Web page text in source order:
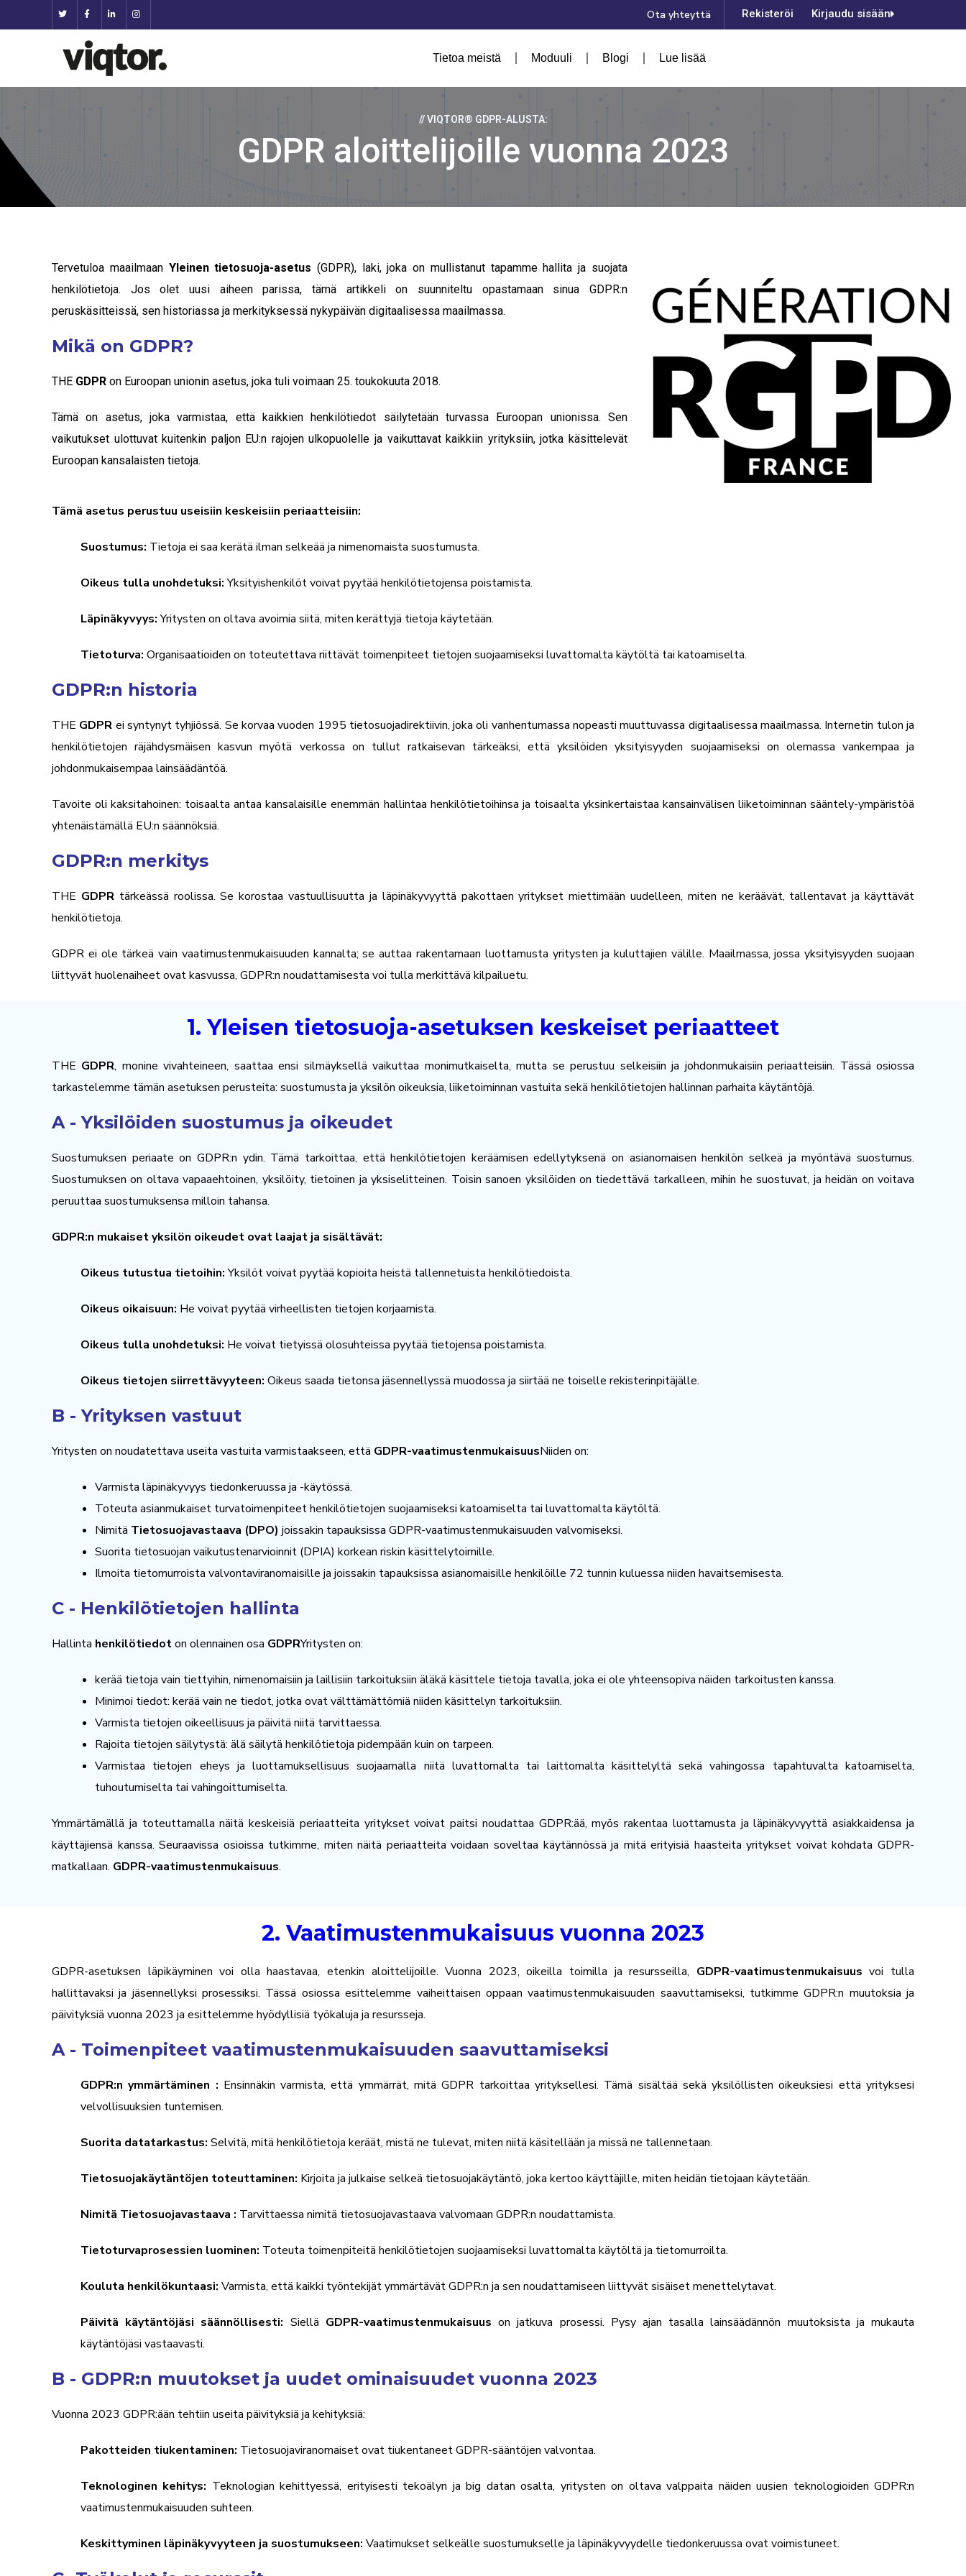
Ota yhteyttä Rekisteröinti Kirjaudu sisään
Tietoa meistä Moduuli Blogi Lue lisää
// VIQTOR® GDPR-ALUSTA:
GDPR aloittelijoille vuonna 2023
Tervetuloa maailmaan Yleinen tietosuoja-asetus (GDPR), laki, joka on mullistanut tapamme hallita ja suojata
henkilötietoja. Jos olet uusi aiheen parissa, tämä artikkeli on suunniteltu opastamaan sinua GDPR:n
peruskäsitteissä, sen historiassa ja merkityksessä nykypäivän digitaalisessa maailmassa.
Mikä on GDPR?
THE GDPR on Euroopan unionin asetus, joka tuli voimaan 25. toukokuuta 2018.
Tämä on asetus, joka varmistaa, että kaikkien henkilötiedot säilytetään turvassa Euroopan unionissa. Sen
vaikutukset ulottuvat kuitenkin paljon EU:n rajojen ulkopuolelle ja vaikuttavat kaikkiin yrityksiin, jotka käsittelevät
Euroopan kansalaisten tietoja.
Tämä asetus perustuu useisiin keskeisiin periaatteisiin:
Suostumus: Tietoja ei saa kerätä ilman selkeää ja nimenomaista suostumusta.
Oikeus tulla unohdetuksi:Yksityishenkilöt voivat pyytää henkilötietojensa poistamista.
Läpinäkyvyys:Yritysten on oltava avoimia siitä, miten kerättyjä tietoja käytetään.
Tietoturva: Organisaatioiden on toteutettava riittävät toimenpiteet tietojen suojaamiseksi luvattomalta käytöltä tai katoamiselta.
GDPR:n historia
THE GDPR ei syntynyt tyhjiössä. Se korvaa vuoden 1995 tietosuojadirektiivin, joka oli vanhentumassa nopeasti muuttuvassa digitaalisessa maailmassa. Internetin tulon ja
henkilötietojen räjähdysmäisen kasvun myötä verkossa on tullut ratkaisevan tärkeäksi, että yksilöiden yksityisyyden suojaamiseksi on olemassa vankempaa ja
johdonmukaisempaa lainsäädäntöä.
Tavoite oli kaksitahoinen: toisaalta antaa kansalaisille enemmän hallintaa henkilötietoihinsa ja toisaalta yksinkertaistaa kansainvälisen liiketoiminnan sääntely-ympäristöä
yhtenäistämällä EU:n säännöksiä.
GDPR:n merkitys
THE GDPRtärkeässä roolissa. Se korostaa vastuullisuutta ja läpinäkyvyyttä pakottaen yritykset miettimään uudelleen, miten ne keräävät, tallentavat ja käyttävät
henkilötietoja.
GDPR ei ole tärkeä vain vaatimustenmukaisuuden kannalta; se auttaa rakentamaan luottamusta yritysten ja kuluttajien välille. Maailmassa, jossa yksityisyyden suojaan
liittyvät huolenaiheet ovat kasvussa, GDPR:n noudattamisesta voi tulla merkittävä kilpailuetu.
1. Yleisen tietosuoja-asetuksen keskeiset periaatteet
THE GDPR, monine vivahteineen, saattaa ensi silmäyksellä vaikuttaa monimutkaiselta, mutta se perustuu selkeisiin ja johdonmukaisiin periaatteisiin. Tässä osiossa
tarkastelemme tämän asetuksen perusteita: suostumusta ja yksilön oikeuksia, liiketoiminnan vastuita sekä henkilötietojen hallinnan parhaita käytäntöjä.
A - Yksilöiden suostumus ja oikeudet
Suostumuksen periaate on GDPR:n ydin. Tämä tarkoittaa, että henkilötietojen keräämisen edellytyksenä on asianomaisen henkilön selkeä ja myöntävä suostumus.
Suostumuksen on oltava vapaaehtoinen, yksilöity, tietoinen ja yksiselitteinen. Toisin sanoen yksilöiden on tiedettävä tarkalleen, mihin he suostuvat, ja heidän on voitava
peruuttaa suostumuksensa milloin tahansa.
GDPR:n mukaiset yksilön oikeudet ovat laajat ja sisältävät:
Oikeus tutustua tietoihin:Yksilöt voivat pyytää kopioita heistä tallennetuista henkilötiedoista.
Oikeus oikaisuun: He voivat pyytää virheellisten tietojen korjaamista.
Oikeus tulla unohdetuksi: He voivat tietyissä olosuhteissa pyytää tietojensa poistamista.
Oikeus tietojen siirrettävyyteen: Oikeus saada tietonsa jäsennellyssä muodossa ja siirtää ne toiselle rekisterinpitäjälle.
B - Yrityksen vastuut
Yritysten on noudatettava useita vastuita varmistaakseen, että GDPR-vaatimustenmukaisuusNiiden on:
Varmista läpinäkyvyys tiedonkeruussa ja -käytössä.
Toteuta asianmukaiset turvatoimenpiteet henkilötietojen suojaamiseksi katoamiselta tai luvattomalta käytöltä.
Nimitä Tietosuojavastaava (DPO) joissakin tapauksissa GDPR-vaatimustenmukaisuuden valvomiseksi.
Suorita tietosuojan vaikutustenarvioinnit (DPIA) korkean riskin käsittelytoimille.
Ilmoita tietomurroista valvontaviranomaisille ja joissakin tapauksissa asianomaisille henkilöille 72 tunnin kuluessa niiden havaitsemisesta.
C - Henkilötietojen hallinta
Hallinta henkilötiedoton olennainen osa GDPRYritysten on:
kerää tietoja vain tiettyihin, nimenomaisiin ja laillisiin tarkoituksiin äläkä käsittele tietoja tavalla, joka ei ole yhteensopiva näiden tarkoitusten kanssa.
Minimoi tiedot: kerää vain ne tiedot, jotka ovat välttämättömiä niiden käsittelyn tarkoituksiin.
Varmista tietojen oikeellisuus ja päivitä niitä tarvittaessa.
Rajoita tietojen säilytystä: älä säilytä henkilötietoja pidempään kuin on tarpeen.
Varmistaa tietojen eheys ja luottamuksellisuus suojaamalla niitä luvattomalta tai laittomalta käsittelyltä sekä vahingossa tapahtuvalta katoamiselta,
tuhoutumiselta tai vahingoittumiselta.
Ymmärtämällä ja toteuttamalla näitä keskeisiä periaatteita yritykset voivat paitsi noudattaa GDPR:ää, myös rakentaa luottamusta ja läpinäkyvyyttä asiakkaidensa ja
käyttäjiensä kanssa. Seuraavissa osioissa tutkimme, miten näitä periaatteita voidaan soveltaa käytännössä ja mitä erityisiä haasteita yritykset voivat kohdata GDPR-
matkallaan. GDPR-vaatimustenmukaisuus.
2. Vaatimustenmukaisuus vuonna 2023
GDPR-asetuksen läpikäyminen voi olla haastavaa, etenkin aloittelijoille. Vuonna 2023, oikeilla toimilla ja resursseilla, GDPR-vaatimustenmukaisuus voi tulla
hallittavaksi ja jäsennellyksi prosessiksi. Tässä osiossa esittelemme vaiheittaisen oppaan vaatimustenmukaisuuden saavuttamiseksi, tutkimme GDPR:n muutoksia ja
päivityksiä vuonna 2023 ja esittelemme hyödyllisiä työkaluja ja resursseja.
A - Toimenpiteet vaatimustenmukaisuuden saavuttamiseksi
GDPR:n ymmärtäminen : Ensinnäkin varmista, että ymmärrät, mitä GDPR tarkoittaa yrityksellesi. Tämä sisältää sekä yksilöllisten oikeuksiesi että yrityksesi
velvollisuuksien tuntemisen.
Suorita datatarkastus: Selvitä, mitä henkilötietoja keräät, mistä ne tulevat, miten niitä käsitellään ja missä ne tallennetaan.
Tietosuojakäytäntöjen toteuttaminen: Kirjoita ja julkaise selkeä tietosuojakäytäntö, joka kertoo käyttäjille, miten heidän tietojaan käytetään.
Nimitä Tietosuojavastaava : Tarvittaessa nimitä tietosuojavastaava valvomaan GDPR:n noudattamista.
Tietoturvaprosessien luominen: Toteuta toimenpiteitä henkilötietojen suojaamiseksi luvattomalta käytöltä ja tietomurroilta.
Kouluta henkilökuntaasi: Varmista, että kaikki työntekijät ymmärtävät GDPR:n ja sen noudattamiseen liittyvät sisäiset menettelytavat.
Päivitä käytäntöjäsi säännöllisesti: Siellä GDPR-vaatimustenmukaisuus on jatkuva prosessi. Pysy ajan tasalla lainsäädännön muutoksista ja mukauta
käytäntöjäsi vastaavasti.
B - GDPR:n muutokset ja uudet ominaisuudet vuonna 2023
Vuonna 2023 GDPR:ään tehtiin useita päivityksiä ja kehityksiä:
Pakotteiden tiukentaminen: Tietosuojaviranomaiset ovat tiukentaneet GDPR-sääntöjen valvontaa.
Teknologinen kehitys: Teknologian kehittyessä, erityisesti tekoälyn ja big datan osalta, yritysten on oltava valppaita näiden uusien teknologioiden GDPR:n
vaatimustenmukaisuuden suhteen.
Keskittyminen läpinäkyvyyteen ja suostumukseen: Vaatimukset selkeälle suostumukselle ja läpinäkyvyydelle tiedonkeruussa ovat voimistuneet.